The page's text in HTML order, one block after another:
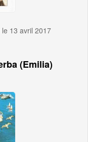
13 avril 2017
(Emilia)